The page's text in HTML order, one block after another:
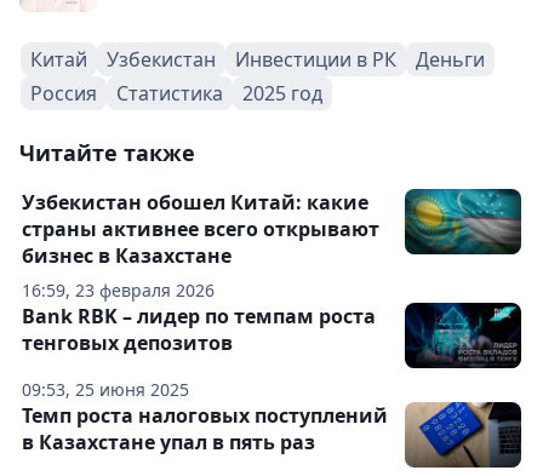
Китай Узбекистан Инвестиции в РК
Деньги
Россия
Статистика 2025 год
Читайте также
16:59, 23 февраля 2026
Узбекистан обошел Китай: какие
страны активнее всего открывают
бизнес в Казахстане
09:53, 25 июня 2025
Bank RBK – лидер по темпам роста
тенговых депозитов
Темп роста налоговых поступлений
в Казахстане упал в пять раз